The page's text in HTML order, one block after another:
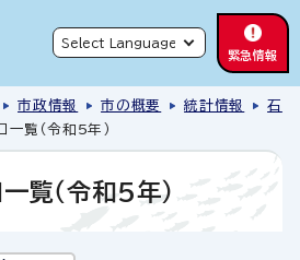
緊急情報
市政情報 市の概要 統計情報
石
覧（令和5年）
覧（令和5年）